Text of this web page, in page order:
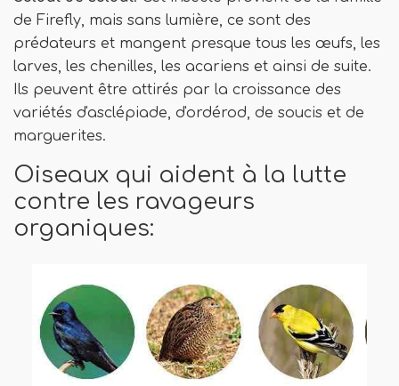
de Firefly, mais sans lumière, ce sont des
prédateurs et mangent presque tous les œufs, les
larves, les chenilles, les acariens et ainsi de suite.
Ils peuvent être attirés par la croissance des
variétés d'asclépiade, d'ordérod, de soucis et de
marguerites.
Oiseaux qui aident à la lutte
contre les ravageurs
organiques: